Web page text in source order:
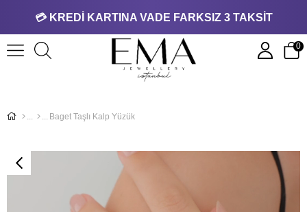
💳 KREDİ KARTINA VADE FARKSIZ 3 TAKSİT
0
Baget Taşlı Kalp Yüzük